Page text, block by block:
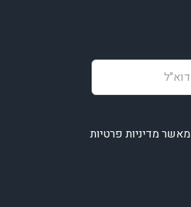
מאשר מדיניות פרטיות